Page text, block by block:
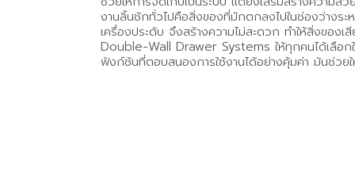
งานลิ้นชักทั่วไปคือสิ่งของที่มักตกลงไปในช่องว่างร
เครื่องประดับ จึงสร้างความไม่สะดวก ทำให้สิ่งขอ
Double-Wall Drawer Systems ให้ทุกคนได้เลือ
ฟังก์ชันที่ตอบสนองการใช้งานได้อย่างคุ้มค่า มันช่ว